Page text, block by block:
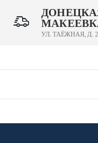
УЛ. ТАЁЖНАЯ, Д.